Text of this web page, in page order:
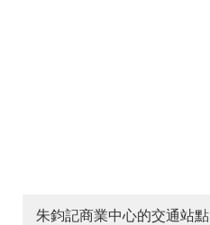
朱鈞記商業中心的交通站點